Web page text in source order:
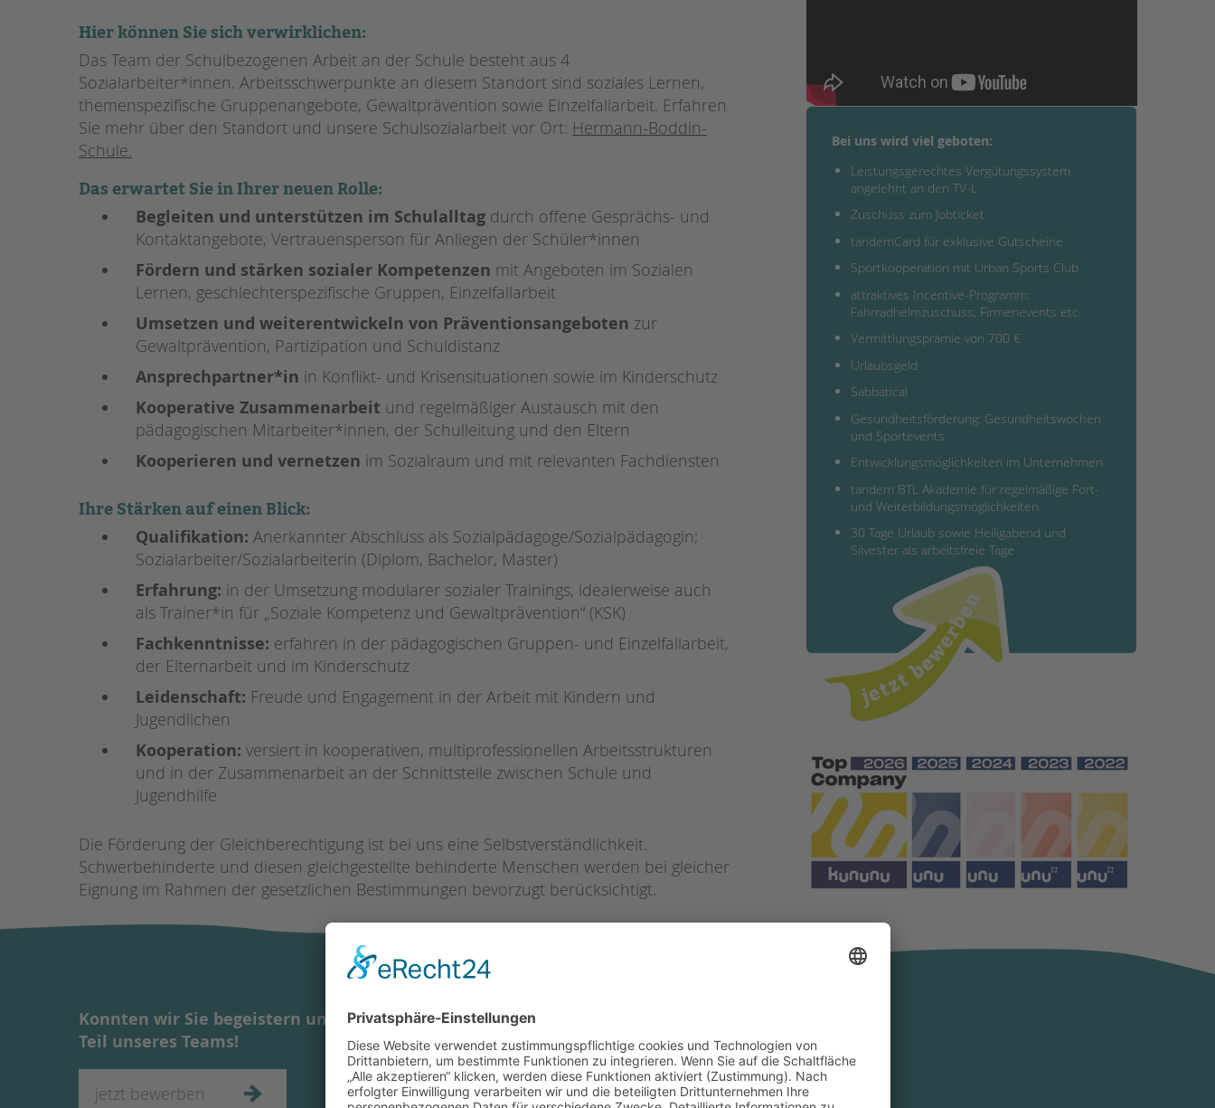
STADTTEILARBEIT
Hier können Sie sich verwirklichen:
Das Team der Schulbezogenen Arbeit an der Schule besteht aus 4
Sozialarbeiter*innen. Arbeitsschwerpunkte an diesem Standort sind soziales Lernen,
themenspezifische Gruppenangebote, Gewaltprävention sowie Einzelfallarbeit. Erfahren
Sie mehr über den Standort und unsere Schulsozialarbeit vor Ort: Hermann-Boddin-
Schule.
Das erwartet Sie in Ihrer neuen Rolle:
Begleiten und unterstützen im Schulalltag durch offene Gesprächs- und
Kontaktangebote, Vertrauensperson für Anliegen der Schüler*innen
Fördern und stärken sozialer Kompetenzen mit Angeboten im Sozialen
Lernen, geschlechterspezifische Gruppen, Einzelfallarbeit
Umsetzen und weiterentwickeln von Präventionsangeboten zur
Gewaltprävention, Partizipation und Schuldistanz
Ansprechpartner*in in Konflikt- und Krisensituationen sowie im Kinderschutz
Kooperative Zusammenarbeit und regelmäßiger Austausch mit den
pädagogischen Mitarbeiter*innen, der Schulleitung und den Eltern
Kooperieren und vernetzen im Sozialraum und mit relevanten Fachdiensten
Ihre Stärken auf einen Blick:
Qualifikation: Anerkannter Abschluss als Sozialpädagoge/Sozialpädagogin;
Sozialarbeiter/Sozialarbeiterin (Diplom, Bachelor, Master)
Erfahrung: in der Umsetzung modularer sozialer Trainings, idealerweise auch
als Trainer*in für „Soziale Kompetenz und Gewaltprävention“ (KSK)
Fachkenntnisse: erfahren in der pädagogischen Gruppen- und Einzelfallarbeit,
der Elternarbeit und im Kinderschutz
Leidenschaft: Freude und Engagement in der Arbeit mit Kindern und
Jugendlichen
Kooperation: versiert in kooperativen, multiprofessionellen Arbeitsstrukturen
und in der Zusammenarbeit an der Schnittstelle zwischen Schule und
Jugendhilfe
Die Förderung der Gleichberechtigung ist bei uns eine Selbstverständlichkeit.
Schwerbehinderte und diesen gleichgestellte behinderte Menschen werden bei gleicher
Eignung im Rahmen der gesetzlichen Bestimmungen bevorzugt berücksichtigt.
Bei uns wird viel geboten:
Leistungsgerechtes Vergütungssystem
angelehnt an den TV-L
Zuschuss zum Jobticket
tandemCard für exklusive Gutscheine
Sportkooperation mit Urban Sports Club
attraktives Incentive-Programm:
Fahrradhelmzuschuss, Firmenevents etc.
Vermittlungsprämie von 700 €
Urlaubsgeld
Sabbatical
Gesundheitsförderung: Gesundheitswochen
und Sportevents
Entwicklungsmöglichkeiten im Unternehmen
tandem BTL Akademie für regelmäßige Fort-
und Weiterbildungsmöglichkeiten
30 Tage Urlaub sowie Heiligabend und
Silvester als arbeitsfreie Tage
Konnten wir Sie begeistern und haben Ihr Interesse geweckt, dann werden Sie
Teil unseres Teams!
jetzt bewerben